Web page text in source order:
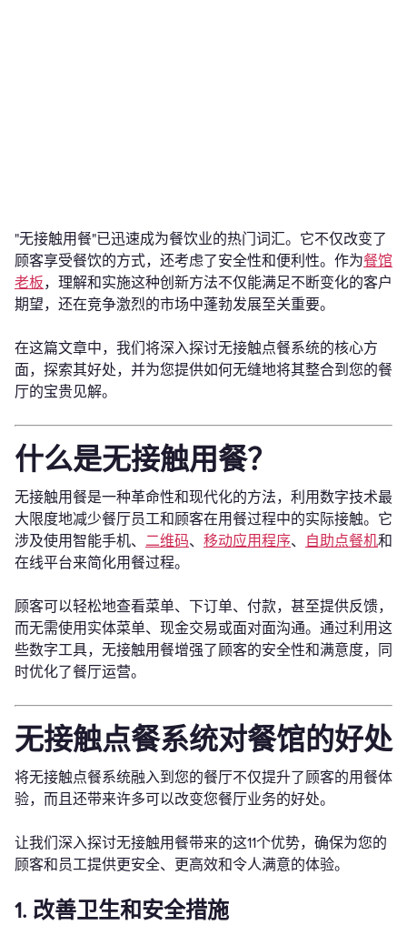
"无接触用餐"已迅速成为餐饮业的热门词汇。它不仅改变了
顾客享受餐饮的方式，还考虑了安全性和便利性。作为餐馆
老板，理解和实施这种创新方法不仅能满足不断变化的客户
期望，还在竞争激烈的市场中蓬勃发展至关重要。
在这篇文章中，我们将深入探讨无接触点餐系统的核心方
面，探索其好处，并为您提供如何无缝地将其整合到您的餐
厅的宝贵见解。
什么是无接触用餐？
无接触用餐是一种革命性和现代化的方法，利用数字技术最
大限度地减少餐厅员工和顾客在用餐过程中的实际接触。它
涉及使用智能手机、 二维码、 移动应用程序、 自助点餐机和
在线平台来简化用餐过程。
顾客可以轻松地查看菜单、下订单、付款，甚至提供反馈，
而无需使用实体菜单、现金交易或面对面沟通。通过利用这
些数字工具，无接触用餐增强了顾客的安全性和满意度，同
时优化了餐厅运营。
无接触点餐系统对餐馆的好处
将无接触点餐系统融入到您的餐厅不仅提升了顾客的用餐体
验，而且还带来许多可以改变您餐厅业务的好处。
让我们深入探讨无接触用餐带来的这11个优势，确保为您的
顾客和员工提供更安全、更高效和令人满意的体验。
1. 改善卫生和安全措施